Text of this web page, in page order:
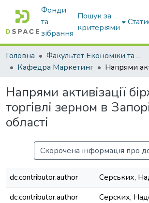
Фонди
та
зібрання
Пошук за
критеріями
Головна
Факультет Економіки та бізнесу
Кафедра Маркетинг
Напрями активізації
торгівлі зерном в
області
Скорочена інформація про
dc.contributor.author
Серських,
dc.contributor.author
Серских,